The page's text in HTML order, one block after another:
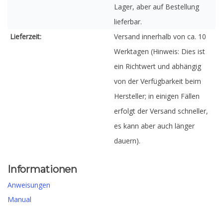
Lager, aber auf Bestellung
lieferbar.
Lieferzeit:
Versand innerhalb von ca. 10
Werktagen (Hinweis: Dies ist
ein Richtwert und abhängig
von der Verfügbarkeit beim
Hersteller; in einigen Fällen
erfolgt der Versand schneller,
es kann aber auch länger
dauern).
Informationen
Anweisungen
Manual